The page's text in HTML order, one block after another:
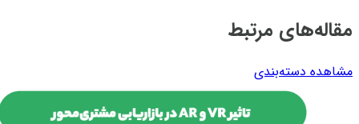
مقاله‌های مرتبط
مشاهده دسته‌بندی